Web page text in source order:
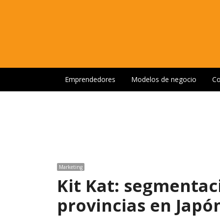
Emprendedores Modelos de negocio
Marketing
Kit Kat:
provincias en